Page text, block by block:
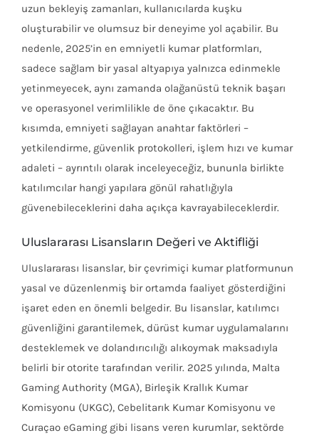
uzun bekleyiş zamanları, kullanıcılarda kuşku
oluşturabilir ve olumsuz bir deneyime yol açabilir. Bu
nedenle, 2025’in en emniyetli kumar platformları,
sadece sağlam bir yasal altyapıya yalnızca edinmekle
yetinmeyecek, aynı zamanda olağanüstü teknik başarı
ve operasyonel verimlilikle de öne çıkacaktır. Bu
kısımda, emniyeti sağlayan anahtar faktörleri –
yetkilendirme, güvenlik protokolleri, işlem hızı ve kumar
adaleti – ayrıntılı olarak inceleyeceğiz, bununla birlikte
katılımcılar hangi yapılara gönül rahatlığıyla
güvenebileceklerini daha açıkça kavrayabileceklerdir.
Uluslararası Lisansların Değeri ve Aktifliği
Uluslararası lisanslar, bir çevrimiçi kumar platformunun
yasal ve düzenlenmiş bir ortamda faaliyet gösterdiğini
işaret eden en önemli belgedir. Bu lisanslar, katılımcı
güvenliğini garantilemek, dürüst kumar uygulamalarını
desteklemek ve dolandırıcılığı alıkoymak maksadıyla
belirli bir otorite tarafından verilir. 2025 yılında, Malta
Gaming Authority (MGA), Birleşik Krallık Kumar
Komisyonu (UKGC), Cebelitarık Kumar Komisyonu ve
Curaçao eGaming gibi lisans veren kurumlar, sektörde